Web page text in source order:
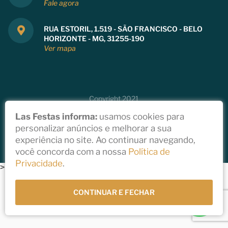
Fale agora
RUA ESTORIL, 1.519 - SÃO FRANCISCO - BELO
HORIZONTE - MG, 31255-190
Ver mapa
Copyright 2021
Todos direitos reservados a Las Festas
Desenvolvido porStudioGT
Las Festas informa: usamos cookies para
personalizar anúncios e melhorar a sua
experiência no site. Ao continuar navegando,
você concorda com a nossa Política de
Privacidade.
CONTINUAR E FECHAR
>